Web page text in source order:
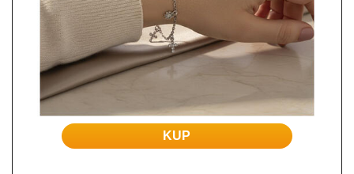
KUP